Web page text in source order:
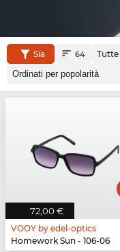
Sía 64 Tutte
72,00 €
VOOY by edel-optics
Homework Sun - 106-06